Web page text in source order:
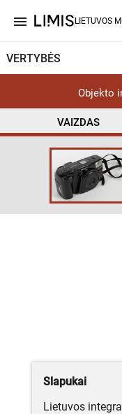
menu LIETUVOS
VERTYBĖS
Objekto
VAIZDAS
Slapukai
Lietuvos